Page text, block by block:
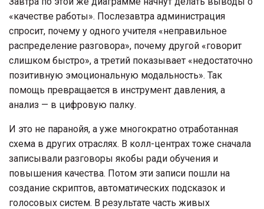
«качестве работы». Послезавтра администрация
спросит, почему у одного учителя «неправильное
распределение разговора», почему другой «говорит
слишком быстро», а третий показывает «недостаточно
позитивную эмоциональную модальность». Так
помощь превращается в инструмент давления, а
анализ — в цифровую палку.
И это не паранойя, а уже многократно отработанная
схема в других отраслях. В колл-центрах тоже сначала
записывали разговоры якобы ради обучения и
повышения качества. Потом эти записи пошли на
создание скриптов, автоматических подсказок и
голосовых систем. В результате часть живых